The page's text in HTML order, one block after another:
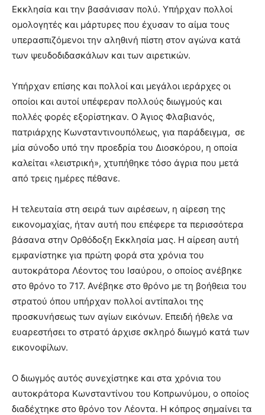
Εκκλησία και την βασάνισαν πολύ. Υπήρχαν πολλοί
ομολογητές και μάρτυρες που έχυσαν το αίμα τους
υπερασπιζόμενοι την αληθινή πίστη στον αγώνα κατά
των ψευδοδιδασκάλων και των αιρετικών.
Υπήρχαν επίσης και πολλοί και μεγάλοι ιεράρχες οι
οποίοι και αυτοί υπέφεραν πολλούς διωγμούς και
πολλές φορές εξορίστηκαν. Ο Άγιος Φλαβιανός,
πατριάρχης Κωνσταντινουπόλεως, για παράδειγμα, σε
μία σύνοδο υπό την προεδρία του Διοσκόρου, η οποία
καλείται «λειστρική», χτυπήθηκε τόσο άγρια που μετά
από τρεις ημέρες πέθανε.
Η τελευταία στη σειρά των αιρέσεων, η αίρεση της
εικονομαχίας, ήταν αυτή που επέφερε τα περισσότερα
βάσανα στην Ορθόδοξη Εκκλησία μας. Η αίρεση αυτή
εμφανίστηκε για πρώτη φορά στα χρόνια του
αυτοκράτορα Λέοντος του Ισαύρου, ο οποίος ανέβηκε
στο θρόνο το 717. Ανέβηκε στο θρόνο με τη βοήθεια του
στρατού όπου υπήρχαν πολλοί αντίπαλοι της
προσκυνήσεως των αγίων εικόνων. Επειδή ήθελε να
ευαρεστήσει το στρατό άρχισε σκληρό διωγμό κατά των
εικονοφίλων.
Ο διωγμός αυτός συνεχίστηκε και στα χρόνια του
αυτοκράτορα Κωνσταντίνου του Κοπρωνύμου, ο οποίος
διαδέχτηκε στο θρόνο τον Λέοντα. Η κόπρος σημαίνει τα